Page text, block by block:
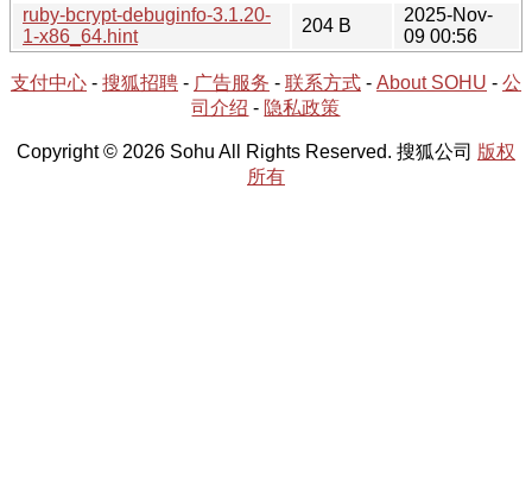
ruby-bcrypt-debuginfo-3.1.20-
1-x86_64.hint
204 B
2025-Nov-
09 00:56
支付中心 - 搜狐招聘 - 广告服务 - 联系方式 - About SOHU - 公
司介绍 - 隐私政策
Copyright © 2026 Sohu All Rights Reserved. 搜狐公司 版权
所有